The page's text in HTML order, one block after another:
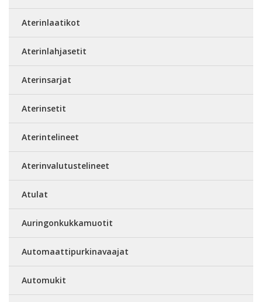
Aterinlaatikot
Aterinlahjasetit
Aterinsarjat
Aterinsetit
Aterintelineet
Aterinvalutustelineet
Atulat
Auringonkukkamuotit
Automaattipurkinavaajat
Automukit